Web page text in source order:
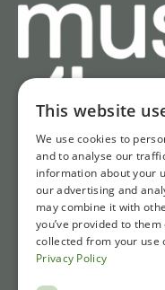
Snel naar
Tickets
Openingstijden
Route & parkeren
This website
We use cookies to
and to analyse our
information about your
our advertising and
may combine it with
you’ve provided to them
collected from your use
Privacy Policy